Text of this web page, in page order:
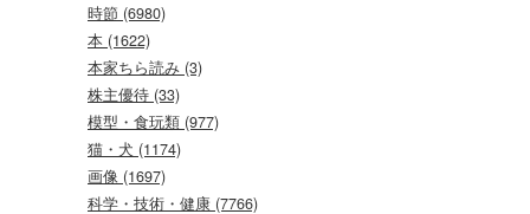
時節 (6980)
本 (1622)
本家ちら読み (3)
株主優待 (33)
模型・食玩類 (977)
猫・犬 (1174)
画像 (1697)
科学・技術・健康 (7766)